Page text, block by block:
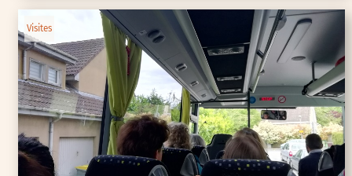
La Ville dans la nature : pourquoi ?
11/06/2023
Ville de Pessac
Visites